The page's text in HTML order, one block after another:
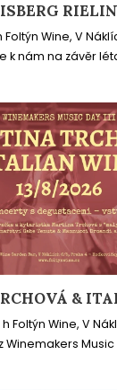
Foltýn Wine, V
k nám na závěr
&
h Foltýn Wine, V
Winemakers Music